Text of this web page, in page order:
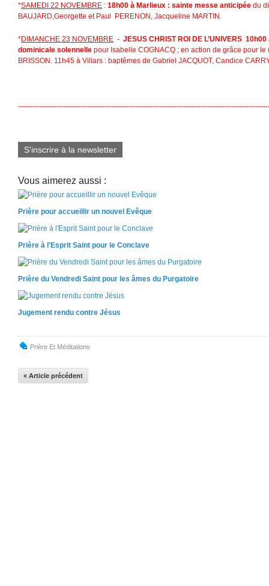
*SAMEDI 22 NOVEMBRE : 18h00 à Marlieux : sainte messe anticipée du
BAUJARD,Georgette et Paul PERENON, Jacqueline MARTIN.
*DIMANCHE 23 NOVEMBRE - JESUS CHRIST ROI DE L’UNIVERS 10h00
dominicale solennelle pour Isabelle COGNACQ ; en action de grâce pour
BRISSON. 11h45 à Villars : baptêmes de Gabriel JACQUOT, Candice
S'inscrire à la newsletter
Vous aimerez aussi :
Prière pour accueillir un nouvel Evêque
Prière à l'Esprit Saint pour le Conclave
Prière du Vendredi Saint pour les âmes du Purgatoire
Jugement rendu contre Jésus
Prière Et Méditations
« Article précédent